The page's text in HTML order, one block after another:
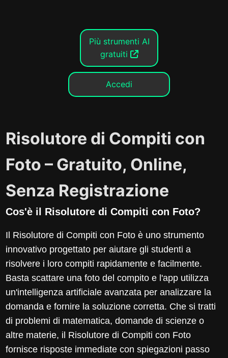
Più strumenti AI
gratuiti
Accedi
Risolutore di Compiti con
Foto – Gratuito, Online,
Senza Registrazione
Cos'è il Risolutore di Compiti con Foto?
Il Risolutore di Compiti con Foto è uno strumento
innovativo progettato per aiutare gli studenti a
risolvere i loro compiti rapidamente e facilmente.
Basta scattare una foto del compito e l'app utilizza
un'intelligenza artificiale avanzata per analizzare la
domanda e fornire la soluzione corretta. Che si tratti
di problemi di matematica, domande di scienze o
altre materie, il Risolutore di Compiti con Foto
fornisce risposte immediate con spiegazioni passo